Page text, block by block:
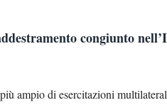
congiunto
ampio di esercitazioni